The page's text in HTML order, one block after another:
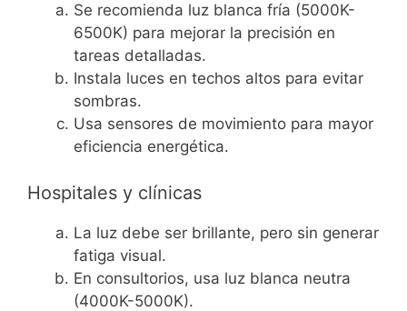
Se recomienda luz blanca fría (5000K-
6500K) para mejorar la precisión en
tareas detalladas.
Instala luces en techos altos para evitar
sombras.
Usa sensores de movimiento para mayor
eficiencia energética.
Hospitales y clínicas
La luz debe ser brillante, pero sin generar
fatiga visual.
En consultorios, usa luz blanca neutra
(4000K-5000K).